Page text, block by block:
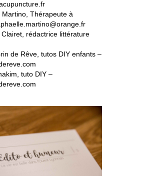
Martino, Thérapeute à
rédactrice littérature
de Rêve, tutos DIY enfants –
tuto DIY –